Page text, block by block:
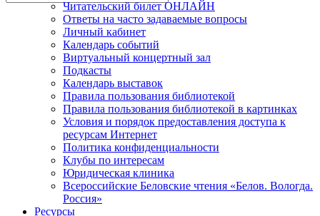
Читательский билет ОНЛАЙН
Ответы на часто задаваемые вопросы
Личный кабинет
Календарь событий
Виртуальный концертный зал
Подкасты
Календарь выставок
Правила пользования библиотекой
Правила пользования библиотекой в картинках
Условия и порядок предоставления доступа к
ресурсам Интернет
Политика конфиденциальности
Клубы по интересам
Юридическая клиника
Всероссийские Беловские чтения «Белов. Вологда.
Россия»
Ресурсы